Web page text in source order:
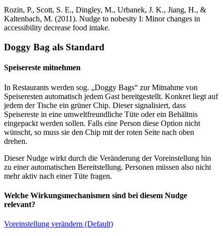
Rozin, P., Scott, S. E., Dingley, M., Urbanek, J. K., Jiang, H., &
Kaltenbach, M. (2011). Nudge to nobesity I: Minor changes in
accessibility decrease food intake.
Doggy Bag als Standard
Speisereste mitnehmen
In Restaurants werden sog. „Doggy Bags“ zur Mitnahme von
Speiseresten automatisch jedem Gast bereitgestellt. Konkret liegt auf
jedem der Tische ein grüner Chip. Dieser signalisiert, dass
Speisereste in eine umweltfreundliche Tüte oder ein Behältnis
eingepackt werden sollen. Falls eine Person diese Option nicht
wünscht, so muss sie den Chip mit der roten Seite nach oben
drehen.
Dieser Nudge wirkt durch die Veränderung der Voreinstellung hin
zu einer automatischen Bereitstellung. Personen müssen also nicht
mehr aktiv nach einer Tüte fragen.
Welche Wirkungsmechanismen sind bei diesem Nudge
relevant?
Voreinstellung verändern (Default)